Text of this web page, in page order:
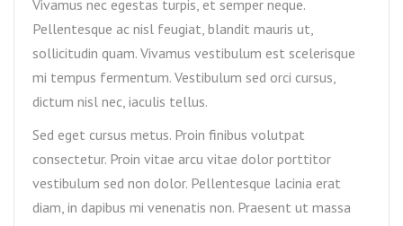
Vivamus nec egestas turpis, et semper neque.
Pellentesque ac nisl feugiat, blandit mauris ut,
sollicitudin quam. Vivamus vestibulum est scelerisque
mi tempus fermentum. Vestibulum sed orci cursus,
dictum nisl nec, iaculis tellus.
Sed eget cursus metus. Proin finibus volutpat
consectetur. Proin vitae arcu vitae dolor porttitor
vestibulum sed non dolor. Pellentesque lacinia erat
diam, in dapibus mi venenatis non. Praesent ut massa